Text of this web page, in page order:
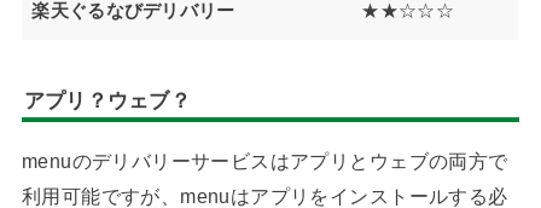
楽天ぐるなびデリバリー ★★☆☆☆
アプリ？ウェブ？
menuのデリバリーサービスはアプリとウェブの両方で
利用可能ですが、menuはアプリをインストールする必